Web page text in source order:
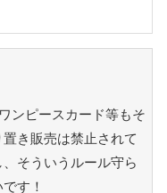
ンピースカード等もそ
き販売は禁止されて
そういうルール守ら
す！